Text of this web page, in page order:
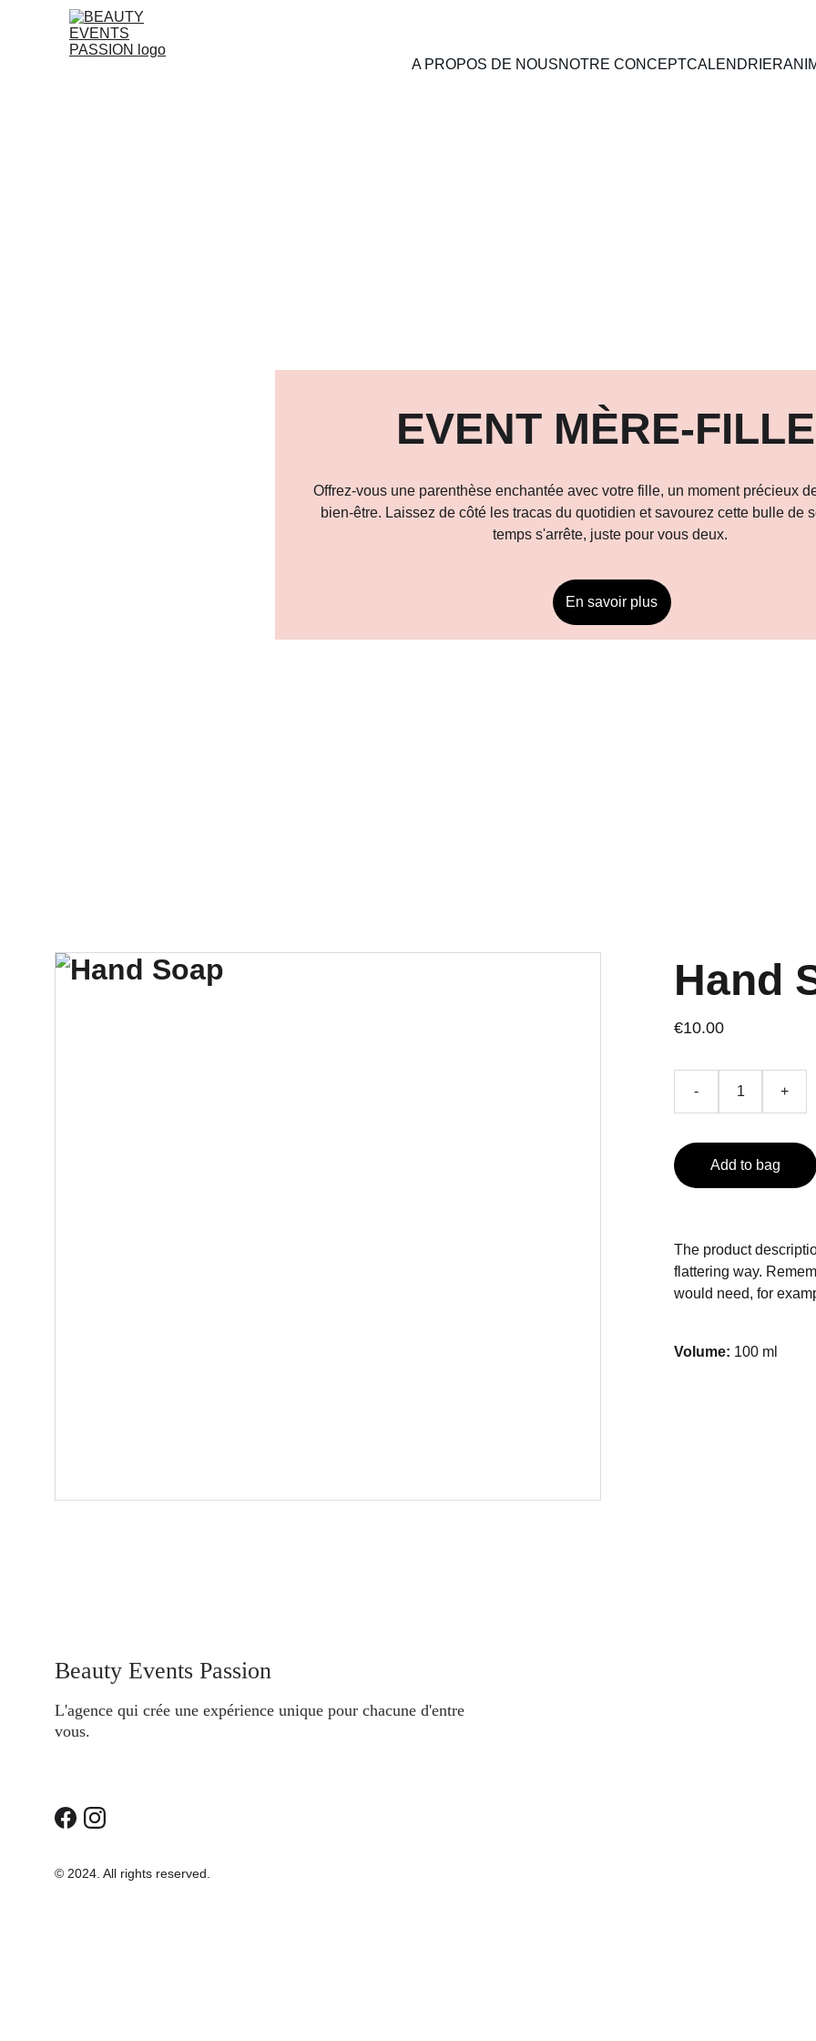
A PROPOS DE NOUSNOTRE CONCEPTCALENDRIER
EVENT MÈRE-
Offrez-vous une parenthèse enchantée avec votre fille, un moment précieux
bien-être. Laissez de côté les tracas du quotidien et savourez cette bulle de
temps s'arrête, juste pour vous deux.
En savoir plus
Hand
€10.00
- +
Add to bag
The product
flattering way.
would need, for
Volume: 100 ml
Beauty Events Passion
L'agence qui crée une expérience unique pour chacune d'entre
vous.
© 2024. All rights reserved.